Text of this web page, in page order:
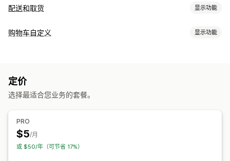
配送和取货 显示功能
配送选项
购物车自定义 显示功能
定价
选择最适合您业务的套餐。
PRO
$5/月
或 $50/年（可节省 17%）